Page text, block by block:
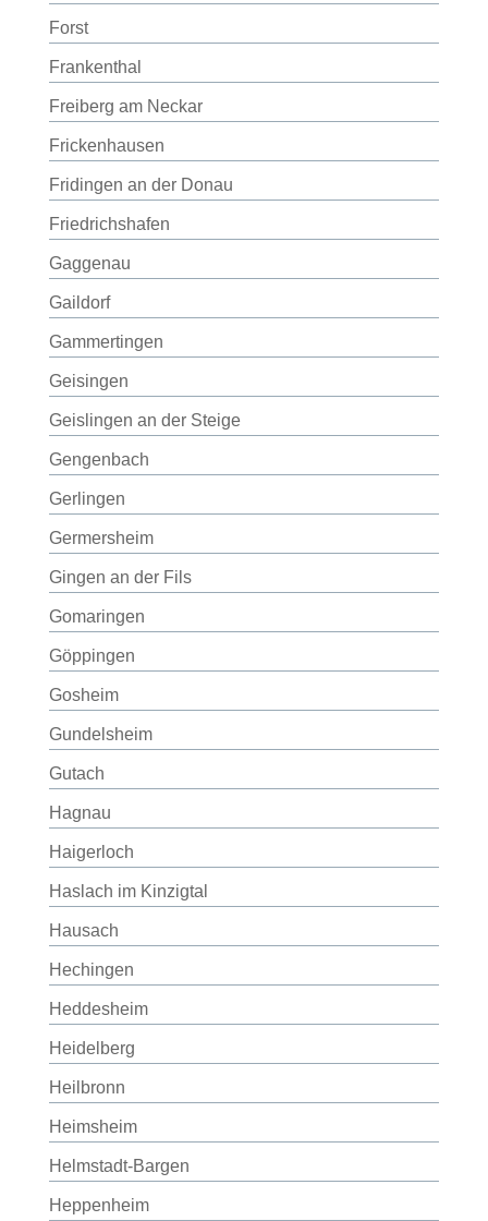
Forst
Frankenthal
Freiberg am Neckar
Frickenhausen
Fridingen an der Donau
Friedrichshafen
Gaggenau
Gaildorf
Gammertingen
Geisingen
Geislingen an der Steige
Gengenbach
Gerlingen
Germersheim
Gingen an der Fils
Gomaringen
Göppingen
Gosheim
Gundelsheim
Gutach
Hagnau
Haigerloch
Haslach im Kinzigtal
Hausach
Hechingen
Heddesheim
Heidelberg
Heilbronn
Heimsheim
Helmstadt-Bargen
Heppenheim